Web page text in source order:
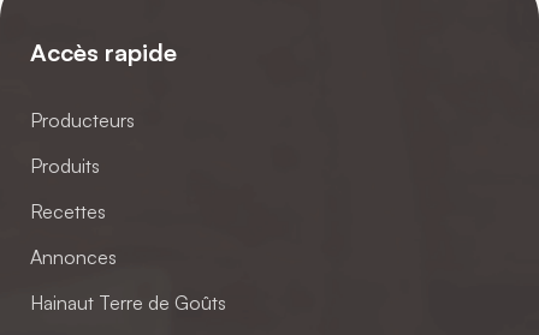
Accès rapide
Producteurs
Produits
Recettes
Annonces
Hainaut Terre de Goûts